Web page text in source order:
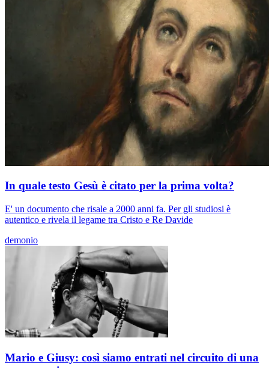
In quale testo Gesù è citato per la prima volta?
E' un documento che risale a 2000 anni fa. Per gli studiosi è
autentico e rivela il legame tra Cristo e Re Davide
demonio
Mario e Giusy: così siamo entrati nel circuito di una